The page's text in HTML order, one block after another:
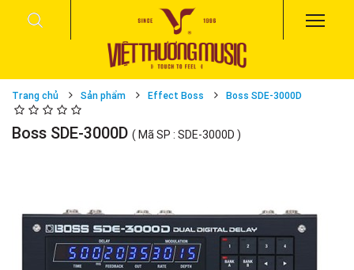
Trang chủ Sản phẩm Effect Boss Boss SDE-3000D
Boss SDE-3000D ( Mã SP : SDE-3000D )